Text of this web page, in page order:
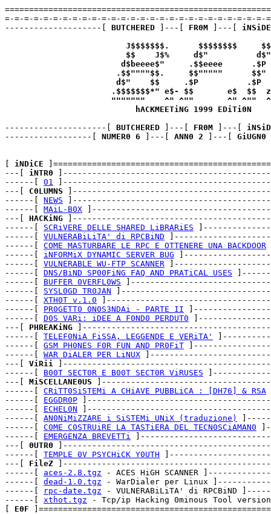
=-=-=-=-=-=-=-=-=-=-=-=-=-=-=-=-=-=-=-=-=-=-=-=-=-=-=-
--------------------[ BUTCHERED ]---[ FR0M ]---[ iNSiDE
J$$$$$$$.      $$$$$$$$     $$
$$    J$%     d$"          d$"
d$beeee$"     .$$eeee      .$P
.$$""""$$.     $$"""""      $$"
d$"    $$     .$P          .$P
.$$$$$$$*" e$- $$       e$  $$
"""""""    ^" ^""       ^" ^""
hACKMEETiNG 1999 EDiTi0N
---------------------[ BUTCHERED ]---[ FR0M ]---[
------------------[ NUMER0 6 ]---[ ANN0 2 ]---[ GiUGN0
iNDiCE
---[ iNTR0
------[ 01
---[ C0LUMNS
------[ NEWS
------[ MAiL-B0X
---[ HACKiNG
------[ SCRiVERE DELLE SHARED LiBRARiES
------[ VULNERABiLiTA' di RPCBiND
------[ COME MASTURBARE LE RPC E OTTENERE UNA BACKDOOR
------[ iNFORMiX DYNAMIC SERVER BUG
------[ VULNERABLE WU-FTP SCANNER
------[ DNS/BiND SP00FiNG FAQ AND PRATiCAL USES
------[ BUFFER 0VERFL0WS
------[ SYSL0GD TR0JAN
------[ XTH0T v.1.0
------[ PR0GETT0 0N0S3NDAi - PARTE II
------[ D0S VARi: iDEE A F0ND0 PERDUT0
---[ PHREAKiNG
------[ TELEF0NiA FiSSA, LEGGENDE E VERiTA'
------[ GSM PH0NES F0R FUN AND PR0FiT
------[ WAR DiALER PER LiNUX
---[ ViRii
------[ B00T SECT0R E B00T SECT0R ViRUSES
---[ MiSCELLANE0US
------[ CRiTT0SiSTEMi A CHiAVE PUBBLiCA : [DH76] & RSA
------[ EGGDR0P
------[ ECHEL0N
------[ AN0NiMiZZARE i SiSTEMi UNiX (traduzione)
------[ C0ME C0STRUiRE LA TASTiERA DEL TECN0SCiAMAN0
------[ EMERGENZA BREVETTi
---[ 0UTR0
------[ TEMPLE 0V PSYCHiCK Y0UTH
---[ FileZ
------[ aces-2.8.tgz - ACES HiGH SCANNER
------[ dead-1.0.tgz - WarDialer per Linux
------[
rpc-date.tgz - VULNERABiLiTA' di RPCBiND
------[ xthot.tgz - Tcp/ip Hacking 0minous Tool
E0F